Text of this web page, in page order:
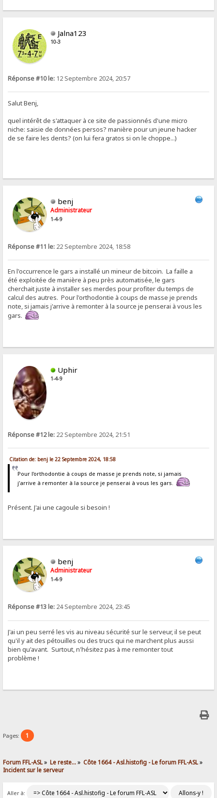
Jalna123
10-3
Réponse #10 le: 12 Septembre 2024, 20:57
Salut Benj,
quel intérêt de s'attaquer à ce site de passionnés d'une micro
niche: saisie de données persos? manière pour un jeune hacker
de se faire les dents? (on lui fera gratos si on le choppe...)
benj
Administrateur
1-4-9
Réponse #11 le: 22 Septembre 2024, 18:58
En l'occurrence le gars a installé un mineur de bitcoin. La faille a
été exploitée de manière à peu près automatisée, le gars
cherchait juste à installer ses merdes pour profiter du temps de
calcul des autres. Pour l'orthodontie à coups de masse je prends
note, si jamais j'arrive à remonter à la source je penserai à vous les
gars.
Uphir
1-4-9
Réponse #12 le: 22 Septembre 2024, 21:51
Citation de: benj le 22 Septembre 2024, 18:58
Pour l'orthodontie à coups de masse je prends note, si jamais
j'arrive à remonter à la source je penserai à vous les gars.
Présent. J'ai une cagoule si besoin !
benj
Administrateur
1-4-9
Réponse #13 le: 24 Septembre 2024, 23:45
J'ai un peu serré les vis au niveau sécurité sur le serveur, il se peut
qu'il y ait des pétouilles ou des trucs qui ne marchent plus aussi
bien qu'avant. Surtout, n'hésitez pas à me remonter tout
problème !
Pages: 1
Forum FFL-ASL» Le reste...» Côte 1664 - Asl.histofig - Le forum FFL-ASL»
Incident sur le serveur
Aller à: